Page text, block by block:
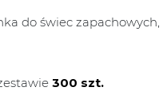
do świec
300 szt.